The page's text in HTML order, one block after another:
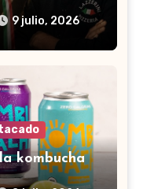
9 julio, 2026
kombucha